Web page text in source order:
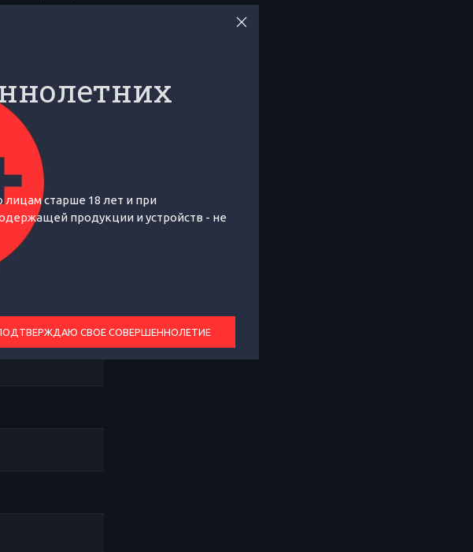
зарезервировать
лицам старше 18 лет и при
продукции и устройств - не
СВОЕ СОВЕРШЕННОЛЕТИЕ